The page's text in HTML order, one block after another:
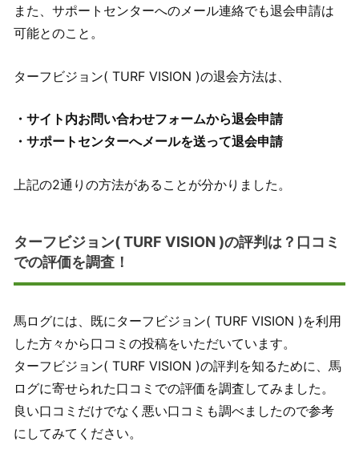
また、サポートセンターへのメール連絡でも退会申請は
可能とのこと。
ターフビジョン( TURF VISION )の退会方法は、
・サイト内お問い合わせフォームから退会申請
・サポートセンターへメールを送って退会申請
上記の2通りの方法があることが分かりました。
ターフビジョン( TURF VISION )の評判は？口コミ
での評価を調査！
馬ログには、既にターフビジョン( TURF VISION )を利用
した方々から口コミの投稿をいただいています。
ターフビジョン( TURF VISION )の評判を知るために、馬
ログに寄せられた口コミでの評価を調査してみました。
良い口コミだけでなく悪い口コミも調べましたので参考
にしてみてください。